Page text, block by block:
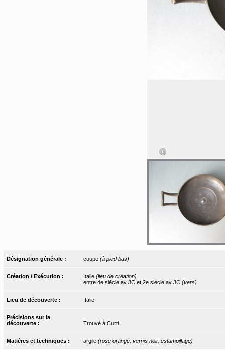
Désignation générale : coupe (à pied bas)
Création / Exécution : Italie (lieu de création)
entre 4e siècle av JC et 2e siècle av JC (vers)
Lieu de découverte : Italie
Précisions sur la
découverte :
Trouvé à Curti
Matières et techniques : argile (rose orangé, vernis noir, estampillage)